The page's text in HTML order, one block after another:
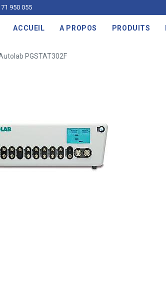
950 055
ACCUEIL A PROPOS PRODUITS
PGSTAT302F